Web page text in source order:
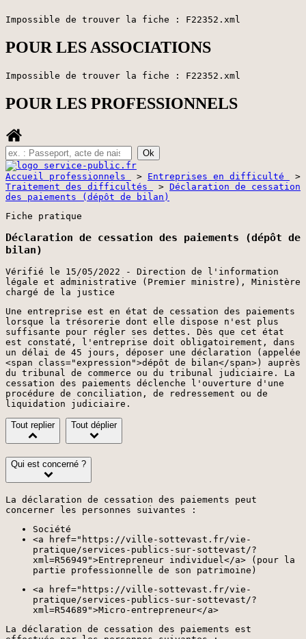
Impossible de trouver la fiche : F22352.xml
POUR LES ASSOCIATIONS
Impossible de trouver la fiche : F22352.xml
POUR LES PROFESSIONNELS
Accueil professionnels > Entreprises en difficulté
>
Traitement des difficultés
> Déclaration de cessation
des paiements (dépôt de bilan)
Fiche pratique
Déclaration de cessation des paiements (dépôt de
bilan)
Vérifié le 15/05/2022 - Direction de l'information
légale et administrative (Premier ministre), Ministère
chargé de la justice
Une entreprise est en état de cessation des paiements
lorsque la trésorerie dont elle dispose n'est plus
suffisante pour régler ses dettes. Dès que cet état
est constaté, l'entreprise doit obligatoirement, dans
un délai de 45 jours, déposer une déclaration (appelée
<span class="expression">dépôt de bilan</span>) auprès
du tribunal de commerce ou du tribunal judiciaire. La
cessation des paiements déclenche l'ouverture d'une
procédure de conciliation, de redressement ou de
liquidation judiciaire.
Tout replier Tout déplier
Qui est concerné ?
La déclaration de cessation des paiements peut
concerner les personnes suivantes :
Société
<a href="https://ville-sottevast.fr/vie-
pratique/services-publics-sur-sottevast/?
xml=R56949">Entrepreneur individuel</a> (pour la
partie professionnelle de son patrimoine)
<a href="https://ville-sottevast.fr/vie-
pratique/services-publics-sur-sottevast/?
xml=R54689">Micro-entrepreneur</a>
La déclaration de cessation des paiements est